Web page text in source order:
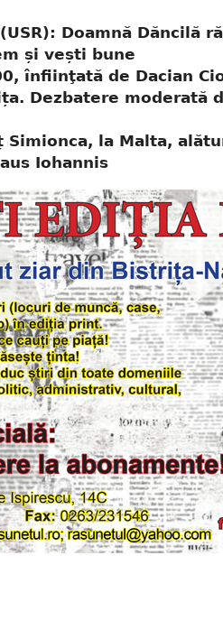
Doamnă Dăncilă
și vești bune
înfiinţată de Dacian
Dezbatere moderată
Simionca, la Malta,
Iohannis